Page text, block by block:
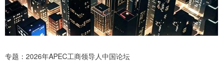
专题：2026年APEC工商领导人中国论坛